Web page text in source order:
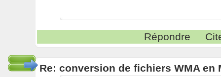
Répondre
Re: conversion de fichiers WMA en